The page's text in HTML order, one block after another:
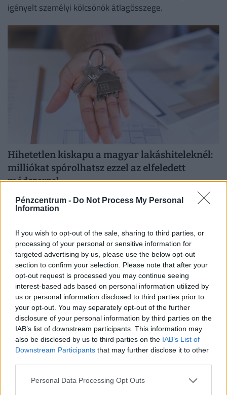
Pénzcentrum - Do Not Process My Personal
Information
If you wish to opt-out of the sale, sharing to third parties, or
processing of your personal or sensitive information for
targeted advertising by us, please use the below opt-out
section to confirm your selection. Please note that after your
opt-out request is processed you may continue seeing
interest-based ads based on personal information utilized by
us or personal information disclosed to third parties prior to
your opt-out. You may separately opt-out of the further
disclosure of your personal information by third parties on the
IAB’s list of downstream participants. This information may
also be disclosed by us to third parties on the IAB’s List of
Downstream Participants that may further disclose it to other
Personal Data Processing Opt Outs
igényelt személyi kölcsönök átlagösszege.
Hihetetlen kiskapu a magyar lakáshiteleknél:
milliókat spórolhatsz ezzel az elfeledett
módszerrel
A magyar lakáshitel-állomány egy év alatt ötödével
bővült, miközben a hitelfelvétel szerepe is tovább nőtt a
Milliókat bukhat, aki rosszul választ: ezek a
játszik az Otthon Start